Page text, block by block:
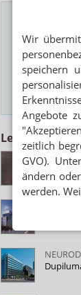
Wir
speichern
Angebote
zeitlich
GVO).
ändern
werden.
Das
E-MAIL
Lesen Sie auch